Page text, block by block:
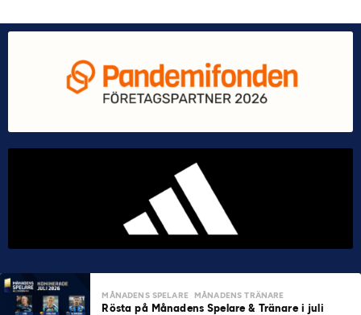
MÅNADENS SPELARE MÅNADENS TRÄNARE
Rösta på Månadens Spelare & Tränare i juli